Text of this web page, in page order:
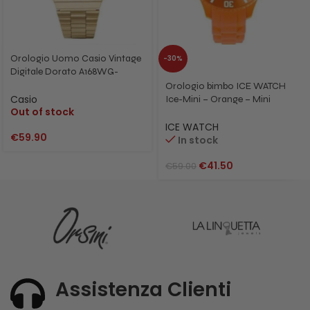
Orologio Uomo Casio Vintage
Digitale Dorato A168WG-
Casio
Out of stock
€59.90
-30%
Orologio bimbo ICE WATCH
Ice-Mini – Orange – Mini
ICE WATCH
In stock
€59.00 €41.50
Assistenza Clienti